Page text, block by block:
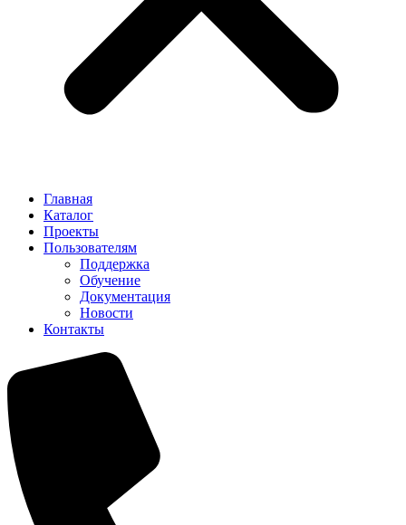
Главная
Каталог
Проекты
Пользователям
Поддержка
Обучение
Документация
Новости
Контакты